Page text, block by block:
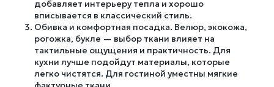
добавляет интерьеру тепла и хорошо
вписывается в классический стиль.
Обивка и комфортная посадка. Велюр, экокожа,
рогожка, букле — выбор ткани влияет на
тактильные ощущения и практичность. Для
кухни лучше подойдут материалы, которые
легко чистятся. Для гостиной уместны мягкие